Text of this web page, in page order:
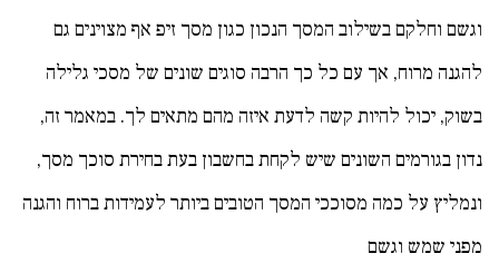
וגשם וחלקם בשילוב המסך הנכון כגון מסך זיפ אף מצוינים גם
להגנה מרוח, אך עם כל כך הרבה סוגים שונים של מסכי גלילה
בשוק, יכול להיות קשה לדעת איזה מהם מתאים לך. במאמר זה,
נדון בגורמים השונים שיש לקחת בחשבון בעת בחירת סוכך מסך,
ונמליץ על כמה מסוככי המסך הטובים ביותר לעמידות ברוח והגנה
מפני שמש וגשם